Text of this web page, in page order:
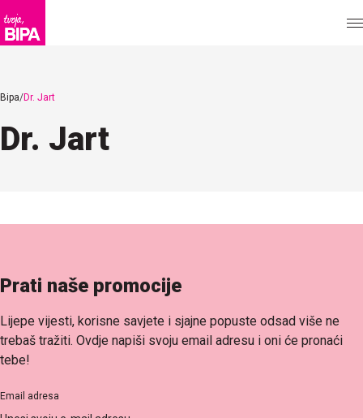
Bipa Dr. Jart
Dr. Jart
Prati naše promocije
Lijepe vijesti, korisne savjete i sjajne popuste odsad više ne
trebaš tražiti. Ovdje napiši svoju email adresu i oni će pronaći
tebe!
Email adresa